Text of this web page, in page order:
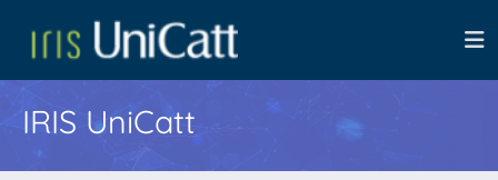
IRIS UniCatt